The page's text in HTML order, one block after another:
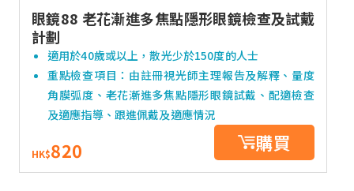
眼鏡88 老花漸進多焦點隱形眼鏡檢查及試戴
計劃
適用於40歲或以上，散光少於150度的人士
重點檢查項目：由註冊視光師主理報告及解釋、量度
角膜弧度、老花漸進多焦點隱形眼鏡試戴、配適檢查
及適應指導、跟進佩戴及適應情況
HK$820 購買